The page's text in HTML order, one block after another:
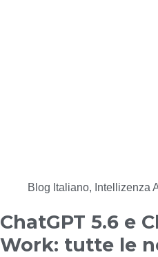
Blog Italiano, Intellizenza
ChatGPT 5.6 e
Work: tutte le